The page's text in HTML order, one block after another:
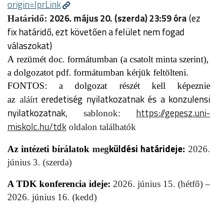
origin=lprLink
Határidő: 2026. május 20. (szerda) 23:59 óra(ez
fix határidő, ezt követően a felület nem fogad
válaszokat)
A rezümét doc. formátumban (a csatolt minta szerint),
a dolgozatot pdf. formátumban kérjük feltölteni.
FONTOS: a dolgozat részét kell képeznie
az aláírteredetiség nyilatkozatnak és a konzulensi
nyilatkozatnak, sablonok: https://gepesz.uni-
miskolc.hu/tdk oldalon találhatók
Az intézeti bírálatok megküldési határideje: 2026.
június 3. (szerda)
A TDK konferencia ideje: 2026. június 15. (hétfő) –
2026. június 16. (kedd)